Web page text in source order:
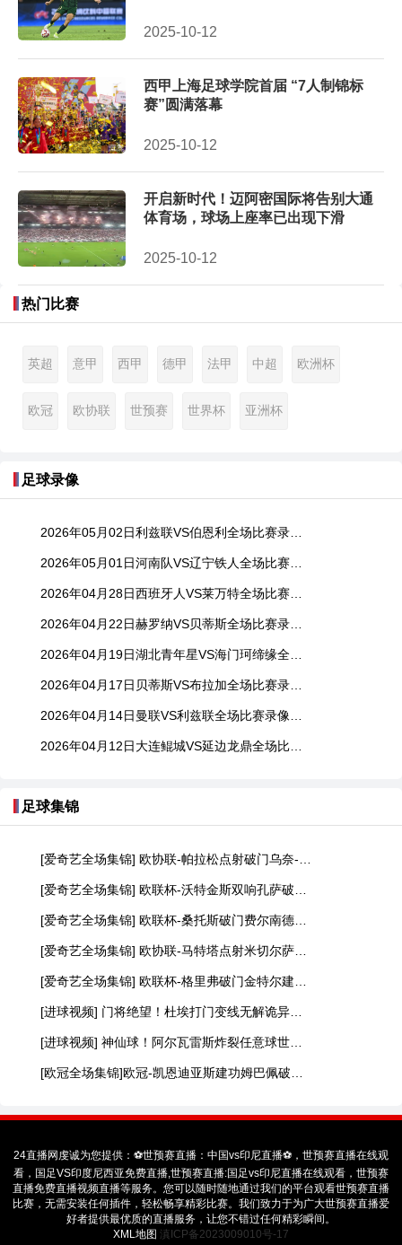
2025-10-12
西甲上海足球学院首届 “7人制锦标
赛”圆满落幕
2025-10-12
开启新时代！迈阿密国际将告别大通
体育场，球场上座率已出现下滑
2025-10-12
热门比赛
英超 意甲 西甲 德甲 法甲 中超 欧洲杯
欧冠 欧协联 世预赛 世界杯 亚洲杯
足球录像
2026年05月02日利兹联VS伯恩利全场比赛录像回放
2026年05月01日河南队VS辽宁铁人全场比赛录像回放
2026年04月28日西班牙人VS莱万特全场比赛录像回放
2026年04月22日赫罗纳VS贝蒂斯全场比赛录像回放
2026年04月19日湖北青年星VS海门珂缔缘全场比赛录像回放
2026年04月17日贝蒂斯VS布拉加全场比赛录像回放
2026年04月14日曼联VS利兹联全场比赛录像回放
2026年04月12日大连鲲城VS延边龙鼎全场比赛录像回放
足球集锦
[爱奇艺全场集锦] 欧协联-帕拉松点射破门乌奈-洛佩斯建功 巴列卡诺3-0雅典AEK
[爱奇艺全场集锦] 欧联杯-沃特金斯双响孔萨破门 维拉3-1客胜博洛尼亚
[爱奇艺全场集锦] 欧联杯-桑托斯破门费尔南德斯离谱乌龙 波尔图1-1森林
[爱奇艺全场集锦] 欧协联-马特塔点射米切尔萨尔建功 水晶宫3-0佛罗伦萨
[爱奇艺全场集锦] 欧联杯-格里弗破门金特尔建功 弗赖堡3-0塞尔塔
[进球视频] 门将绝望！杜埃打门变线无解诡异弧线破门！巴黎1-0领先利物浦！
[进球视频] 神仙球！阿尔瓦雷斯炸裂任意球世界波直入死角！马竞1-0领先巴萨
[欧冠全场集锦]欧冠-凯恩迪亚斯建功姆巴佩破门难救主 皇马1-2拜仁
24直播网虔诚为您提供：⚽️世预赛直播：中国vs印尼直播⚽️，世预赛直播在线观
看，国足VS印度尼西亚免费直播,世预赛直播:国足vs印尼直播在线观看，世预赛
直播免费直播视频直播等服务。您可以随时随地通过我们的平台观看世预赛直播
比赛，无需安装任何插件，轻松畅享精彩比赛。我们致力于为广大世预赛直播爱
好者提供最优质的直播服务，让您不错过任何精彩瞬间。
XML地图 滇ICP备2023009010号-17